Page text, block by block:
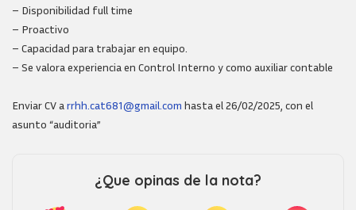
– Disponibilidad full time
– Proactivo
– Capacidad para trabajar en equipo.
– Se valora experiencia en Control Interno y como auxiliar contable
Enviar CV arrhh.cat681@gmail.com hasta el 26/02/2025, con el
asunto “auditoria”
¿Que opinas de la nota?